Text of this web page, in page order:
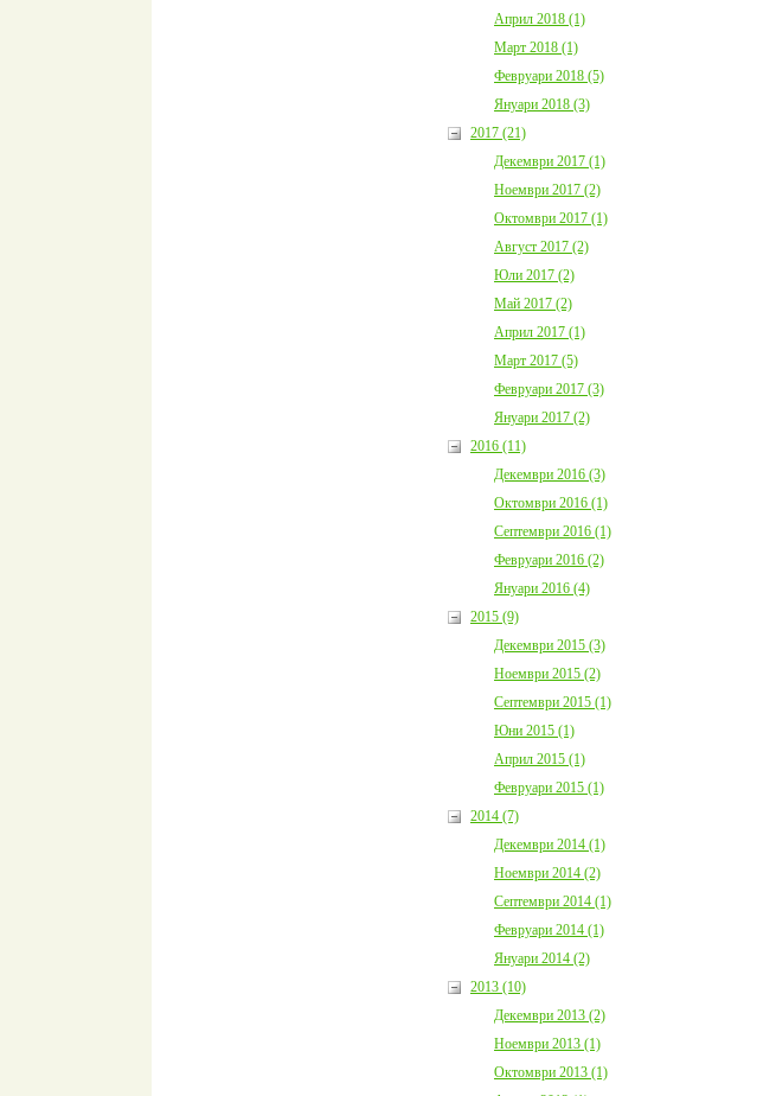
Април 2018 (1)
Март 2018 (1)
Февруари 2018 (5)
Януари 2018 (3)
2017 (21)
Декември 2017 (1)
Ноември 2017 (2)
Октомври 2017 (1)
Август 2017 (2)
Юли 2017 (2)
Май 2017 (2)
Април 2017 (1)
Март 2017 (5)
Февруари 2017 (3)
Януари 2017 (2)
2016 (11)
Декември 2016 (3)
Октомври 2016 (1)
Септември 2016 (1)
Февруари 2016 (2)
Януари 2016 (4)
2015 (9)
Декември 2015 (3)
Ноември 2015 (2)
Септември 2015 (1)
Юни 2015 (1)
Април 2015 (1)
Февруари 2015 (1)
2014 (7)
Декември 2014 (1)
Ноември 2014 (2)
Септември 2014 (1)
Февруари 2014 (1)
Януари 2014 (2)
2013 (10)
Декември 2013 (2)
Ноември 2013 (1)
Октомври 2013 (1)